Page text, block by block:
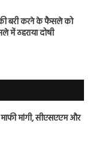
बरी करने के फैसले को
में ठहराया दोषी
माफी मांगी, सीएसएएम और